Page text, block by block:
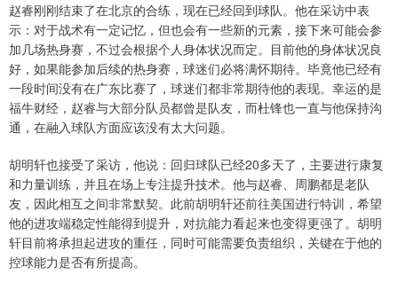
赵睿刚刚结束了在北京的合练，现在已经回到球队。他在采访中表
示：对于战术有一定记忆，但也会有一些新的元素，接下来可能会参
加几场热身赛，不过会根据个人身体状况而定。目前他的身体状况良
好，如果能参加后续的热身赛，球迷们必将满怀期待。毕竟他已经有
一段时间没有在广东比赛了，球迷们都非常期待他的表现。幸运的是
福牛财经，赵睿与大部分队员都曾是队友，而杜锋也一直与他保持沟
通，在融入球队方面应该没有太大问题。
胡明轩也接受了采访，他说：回归球队已经20多天了，主要进行康复
和力量训练，并且在场上专注提升技术。他与赵睿、周鹏都是老队
友，因此相互之间非常默契。此前胡明轩还前往美国进行特训，希望
他的进攻端稳定性能得到提升，对抗能力看起来也变得更强了。胡明
轩目前将承担起进攻的重任，同时可能需要负责组织，关键在于他的
控球能力是否有所提高。